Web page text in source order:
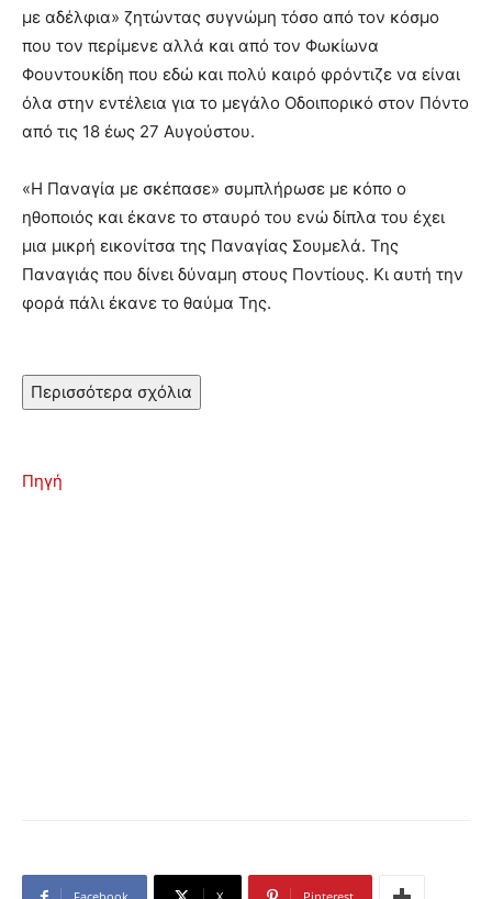
με αδέλφια» ζητώντας συγνώμη τόσο από τον κόσμο
που τον περίμενε αλλά και από τον Φωκίωνα
Φουντουκίδη που εδώ και πολύ καιρό φρόντιζε να είναι
όλα στην εντέλεια για το μεγάλο Οδοιπορικό στον Πόντο
από τις 18 έως 27 Αυγούστου.
«Η Παναγία με σκέπασε» συμπλήρωσε με κόπο ο
ηθοποιός και έκανε το σταυρό του ενώ δίπλα του έχει
μια μικρή εικονίτσα της Παναγίας Σουμελά. Της
Παναγιάς που δίνει δύναμη στους Ποντίους. Κι αυτή την
φορά πάλι έκανε το θαύμα Της.
Περισσότερα σχόλια
Πηγή